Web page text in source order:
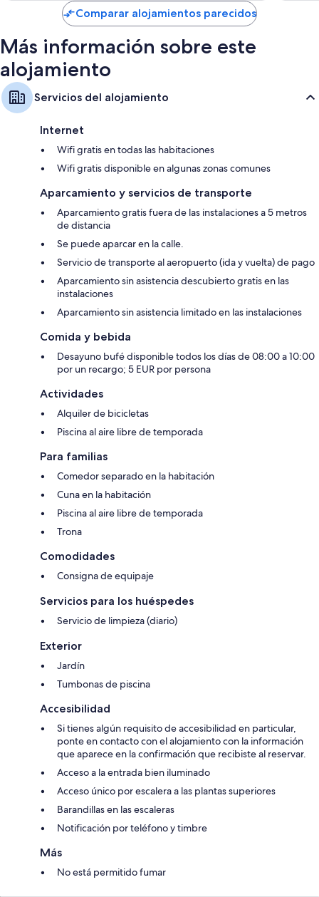
de
91 €
Comparar alojamientos parecidos
Más información sobre este
alojamiento
Servicios del alojamiento
Internet
Wifi gratis en todas las habitaciones
Wifi gratis disponible en algunas zonas comunes
Aparcamiento y servicios de transporte
Aparcamiento gratis fuera de las instalaciones a 5 metros
de distancia
Se puede aparcar en la calle.
Servicio de transporte al aeropuerto (ida y vuelta) de pago
Aparcamiento sin asistencia descubierto gratis en las
instalaciones
Aparcamiento sin asistencia limitado en las instalaciones
Comida y bebida
Desayuno bufé disponible todos los días de 08:00 a 10:00
por un recargo; 5 EUR por persona
Actividades
Alquiler de bicicletas
Piscina al aire libre de temporada
Para familias
Comedor separado en la habitación
Cuna en la habitación
Piscina al aire libre de temporada
Trona
Comodidades
Consigna de equipaje
Servicios para los huéspedes
Servicio de limpieza (diario)
Exterior
Jardín
Tumbonas de piscina
Accesibilidad
Si tienes algún requisito de accesibilidad en particular,
ponte en contacto con el alojamiento con la información
que aparece en la confirmación que recibiste al reservar.
Acceso a la entrada bien iluminado
Acceso único por escalera a las plantas superiores
Barandillas en las escaleras
Notificación por teléfono y timbre
Más
No está permitido fumar